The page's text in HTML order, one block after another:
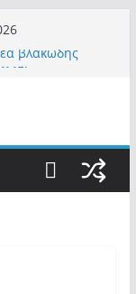
βλακώδης
σε
έμεινε σε κώμα
τσιμπουριού!